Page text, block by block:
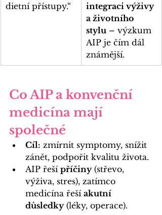
dietní přístupy.“
integraci výživy
a životního
stylu – výzkum
AIP je čím dál
známější.
Co AIP a konvenční
medicína mají
společné
Cíl: zmírnit symptomy, snížit
zánět, podpořit kvalitu života.
AIP řeší příčiny (střevo,
výživa, stres), zatímco
medicína řeší akutní
důsledky (léky, operace).